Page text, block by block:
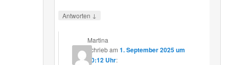
Antworten ↓
Martina
schriebam1. September 2025 um
20:12 Uhr: